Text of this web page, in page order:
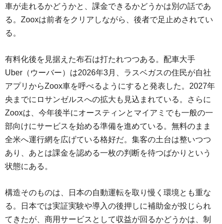
車が走れるかどうかと、課金できるかどうかは別の話であ
る。Zooxは前者をクリアしながら、後者で足止めされてい
る。
有料化後を見据えた布石は打たれつつある。配車大手
Uber（ウーバー）は2026年3月、ラスベガスの住民が自社
アプリからZoox車を呼べるようにすると発表した。2027年
央までにロサンゼルスへの拡大も見込まれている。さらに
Zooxは、今年後半にオースティンとマイアミでも一般の一
部向けにサービスを始める準備を進めている。無料のまま
全米へ運行網を広げている格好だ。集客の土台は整いつつ
あり、あとは課金を認める一枚の判断を待つばかりという
状態にある。
構造そのものは、日本の自動運転を取り慢く環境とも重な
る。日本では実証実験や導入の後押しに補助金が投じられ
てきたが、商用サービスとして収益が回るかどうかは、制